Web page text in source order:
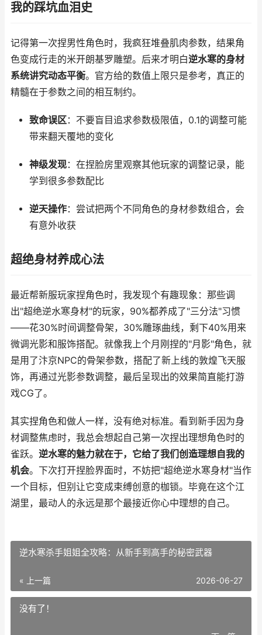
我的踩坑血泪史
记得第一次捏男性角色时，我疯狂堆叠肌肉参数，结果角
色变成行走的米开朗基罗雕塑。后来才明白逆水寒的身材
系统讲究动态平衡。官方给的数值上限只是参考，真正的
精髓在于参数之间的相互制约。
致命误区：不要盲目追求参数极限值，0.1的调整可能
带来翻天覆地的变化
神级发现：在捏脸房里观察其他玩家的调整记录，能
学到很多参数配比
逆天操作：尝试把两个不同角色的身材参数组合，会
有意外收获
超绝身材养成心法
最近帮新服玩家捏角色时，我发现个有趣现象：那些调
出"超绝逆水寒身材"的玩家，90%都养成了"三分法"习惯
——花30%时间调整骨架，30%雕琢曲线，剩下40%用来
微调光影和服饰搭配。就像我上个月刚捏的"月影"角色，就
是用了汴京NPC的骨架参数，搭配了新上线的敦煌飞天服
饰，再通过光影参数调整，最后呈现出的效果简直能打游
戏CG了。
其实捏角色和做人一样，没有绝对标准。看到新手因为身
材调整焦虑时，我总会想起自己第一次捏出理想角色时的
雀跃。 逆水寒的魅力就在于，它给了我们创造理想自我的
机会。下次打开捏脸界面时，不妨把"超绝逆水寒身材"当作
一个目标，但别让它变成束缚创意的枷锁。毕竟在这个江
湖里，最动人的永远是那个最接近你心中理想的自己。
逆水寒杀手姐姐全攻略：从新手到高手的秘密武器
« 上一篇 2026-06-27
没有了！